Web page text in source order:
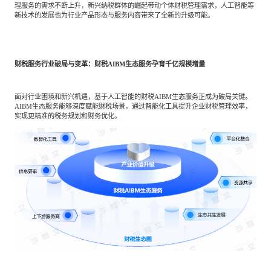
理服务的需求不断上升，新兴纳税群体的崛起带动个体财税管理需求，人工智能等
新技术的发展也为行业产品形态与服务内容带来了全新的升级可能。
财税服务行业破局与变革：财税AIBM生态服务孕育千亿规模增量
面对行业困境和新兴机遇，基于人工智能的财税AIBM生态服务正成为破局关键。
AIBM生态服务能够深度赋能财税场景，通过智能化工具提升企业财税管理效率，
实现更精准的税务规划和财务优化。